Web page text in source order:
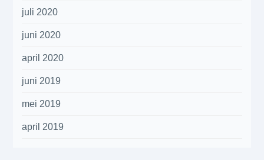
juli 2020
juni 2020
april 2020
juni 2019
mei 2019
april 2019